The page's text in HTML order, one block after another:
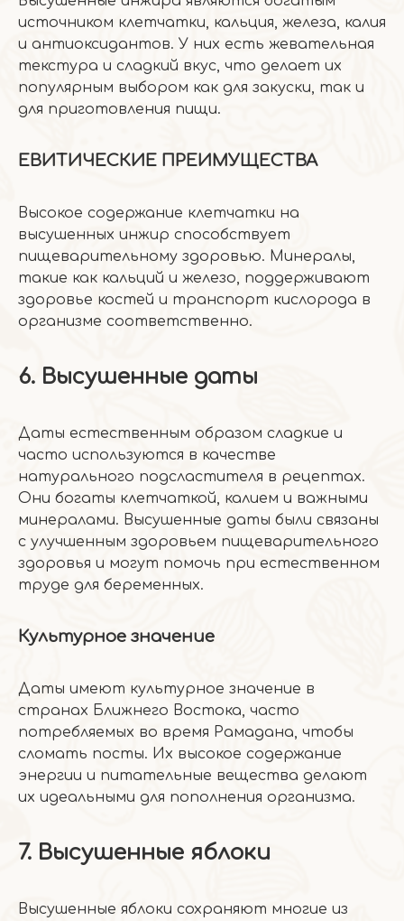
источником клетчатки, кальция, железа, калия
и антиоксидантов. У них есть жевательная
текстура и сладкий вкус, что делает их
популярным выбором как для закуски, так и
для приготовления пищи.
ЕВИТИЧЕСКИЕ ПРЕИМУЩЕСТВА
Высокое содержание клетчатки на
высушенных инжир способствует
пищеварительному здоровью. Минералы,
такие как кальций и железо, поддерживают
здоровье костей и транспорт кислорода в
организме соответственно.
6. Высушенные даты
Даты естественным образом сладкие и
часто используются в качестве
натурального подсластителя в рецептах.
Они богаты клетчаткой, калием и важными
минералами. Высушенные даты были связаны
с улучшенным здоровьем пищеварительного
здоровья и могут помочь при естественном
труде для беременных.
Культурное значение
Даты имеют культурное значение в
странах Ближнего Востока, часто
потребляемых во время Рамадана, чтобы
сломать посты. Их высокое содержание
энергии и питательные вещества делают
их идеальными для пополнения организма.
7. Высушенные яблоки
Высушенные яблоки сохраняют многие из